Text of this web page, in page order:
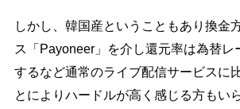
しかし、韓国産ということもあり換金
ス「Payoneer」を介し還元率は為替レ
するなど通常のライブ配信サービスに
とによりハードルが高く感じる方もい